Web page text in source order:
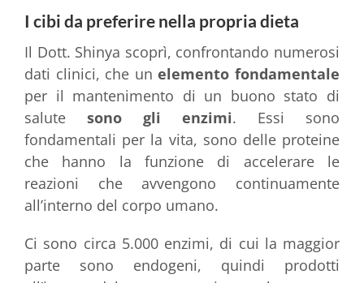
I cibi da preferire nella propria dieta
Il Dott. Shinya scoprì, confrontando numerosi
dati clinici, che unelemento fondamentale
per il mantenimento di un buono stato di
salute sono gli enzimi. Essi sono
fondamentali per la vita, sono delle proteine
che hanno la funzione di accelerare le
reazioni che avvengono continuamente
all’interno del corpo umano.
Ci sono circa 5.000 enzimi, di cui la maggior
parte sono endogeni, quindi prodotti